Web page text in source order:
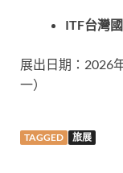
ITF台灣
展出日期：2026
一）
TAGGED 旅展